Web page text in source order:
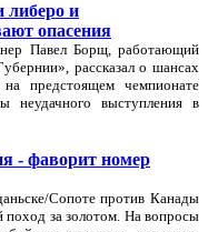
и
опасения
Павел Борщ, работающий
рассказал о шансах
предстоящем чемпионате
неудачного выступления в
- фаворит номер
Сопоте против Канады
поход за золотом. На вопросы